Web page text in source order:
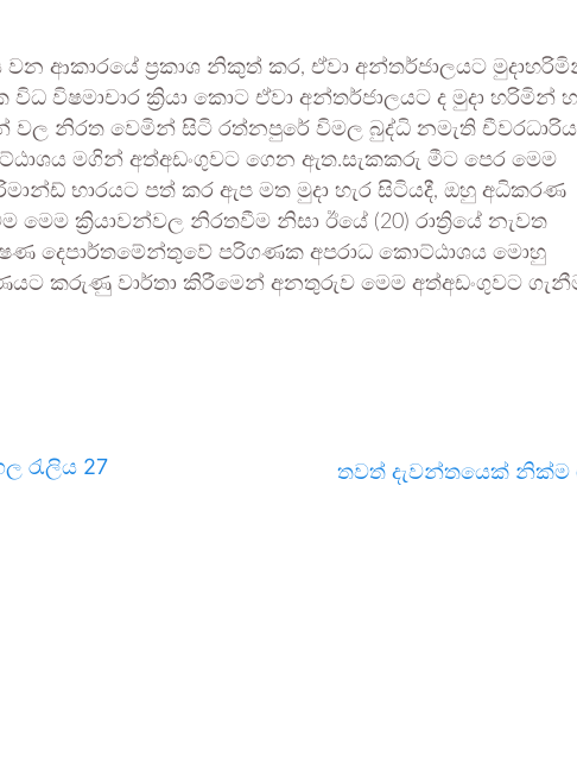
ආකාරයේ ප්‍රකාශ නිකුත් කර, ඒවා අන්තර්ජාලයට
විෂමාචාර ක්‍රියා කොට ඒවා අන්තර්ජාලයට ද මුදා හරිමින්
වල නිරත වෙමින් සිටි රත්නපුරේ විමල බුද්ධි නමැති
මගින් අත්අඩංගුවට ගෙන ඇත.සැකකරු මීට පෙර මෙම
භාරයට පත් කර ඇප මත මුදා හැර සිටියදී, ඔහු අධිකරණ
ක්‍රියාවන්වල නිරතවීම නිසා ඊයේ (20) රාත්‍රියේ නැවත
දෙපාර්තමේන්තුවේ පරිගණක අපරාධ කොට්ඨාශය මොහු
කරුණු වාර්තා කිරීමෙන් අනතුරුව මෙම අත්අඩංගුවට
රැලිය 27
තවත් දැවන්තයෙක් නික්ම